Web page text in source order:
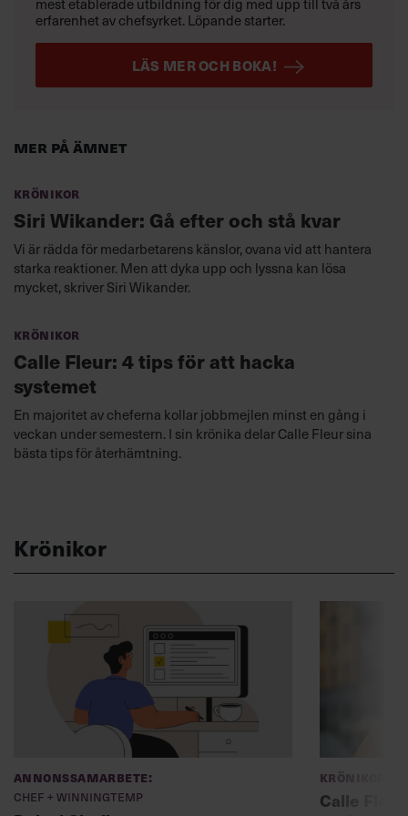
Mer på ämnet
Krönikor
Siri Wikander: Gå efter och stå kvar
Vi är rädda för medarbetarens känslor, ovana vid att hantera
starka reaktioner. Men att dyka upp och lyssna kan lösa
mycket, skriver Siri Wikander.
Krönikor
Calle Fleur: 4 tips för att hacka
systemet
En majoritet av cheferna kollar jobbmejlen minst en gång i
veckan under semestern. I sin krönika delar Calle Fleur sina
bästa tips för återhämtning.
erfarenhet av chefsyrket. Löpande starter.
LÄS MER OCH BOKA!
Krönikor
Annonssamarbete:
Chef + Winningtemp
Krönikor
Calle